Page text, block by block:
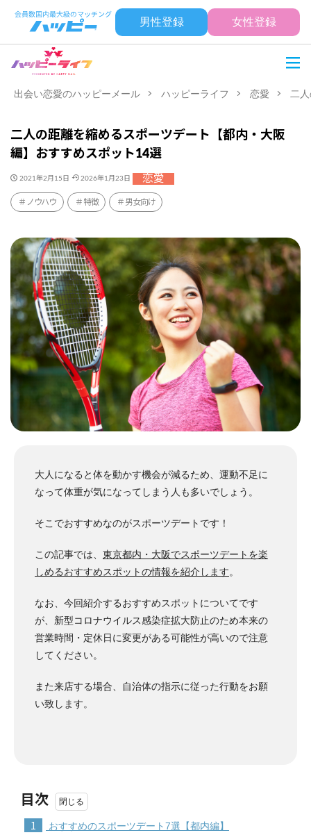
男性登録 女性登録
出会い恋愛のハッピーメール ハッピーライフ 恋愛 二
二人の距離を縮めるスポーツデート【都内・大阪
編】おすすめスポット14選
2021年2月15日 2026年1月23日 恋愛
ノウハウ 特徴 男女向け
大人になると体を動かす機会が減るため、運動不足に
なって体重が気になってしまう人も多いでしょう。
そこでおすすめなのがスポーツデートです！
この記事では、 東京都内・大阪でスポーツデートを楽
しめるおすすめスポットの情報を紹介します。
なお、今回紹介するおすすめスポットについてです
が、新型コロナウイルス感染症拡大防止のため本来の
営業時間・定休日に変更がある可能性が高いので注意
してください。
また来店する場合、自治体の指示に従った行動をお願
い致します。
目次
1 おすすめのスポーツデート7選【都内編】